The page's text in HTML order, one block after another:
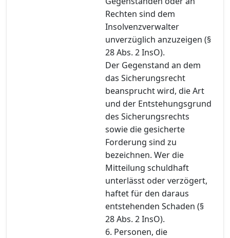
Rechten sind dem
Insolvenzverwalter
unverzüglich anzuzeigen (§
28 Abs. 2 InsO).
Der Gegenstand an dem
das Sicherungsrecht
beansprucht wird, die Art
und der Entstehungsgrund
des Sicherungsrechts
sowie die gesicherte
Forderung sind zu
bezeichnen. Wer die
Mitteilung schuldhaft
unterlässt oder verzögert,
haftet für den daraus
entstehenden Schaden (§
28 Abs. 2 InsO).
6. Personen, die